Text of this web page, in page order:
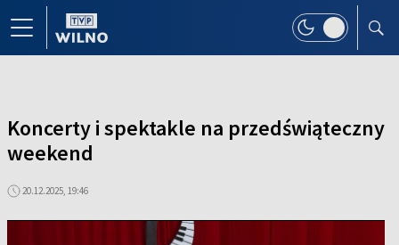
Koncerty i spektakle na przedświąteczny
weekend
20.12.2025, 19:46